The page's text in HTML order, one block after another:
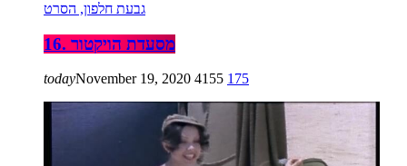
גבעת חלפון, הסרט
16. מסעדת הויקטור
todayNovember 19, 2020 4155 175